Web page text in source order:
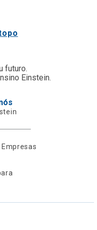
futuro.
Einstein.
Empresas